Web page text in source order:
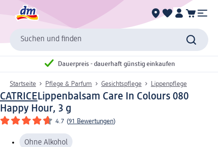
Suchen und finden
Dauerpreis - dauerhaft günstig einkaufen
Startseite Pflege & Parfum Gesichtspflege Lippenpflege
CATRICELippenbalsam Care In Colours 080
Happy Hour, 3 g
4.7 (91 Bewertungen)
Ohne Alkohol